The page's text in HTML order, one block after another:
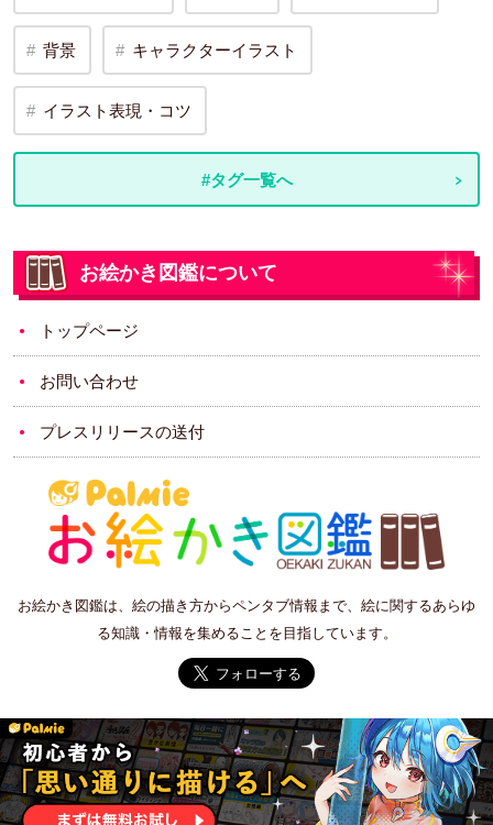
背景 キャラクターイラスト
イラスト表現・コツ
#タグ一覧へ
お絵かき図鑑について
トップページ
お問い合わせ
プレスリリースの送付
お絵かき図鑑は、絵の描き方からペンタブ情報まで、絵に関するあらゆ
る知識・情報を集めることを目指しています。